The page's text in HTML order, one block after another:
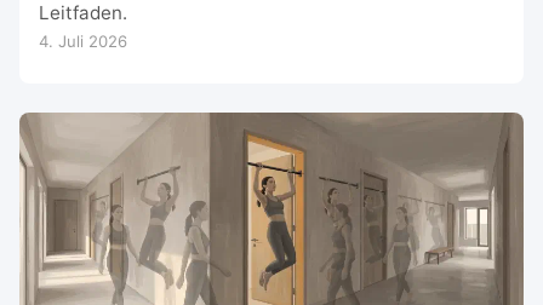
Leitfaden.
4. Juli 2026